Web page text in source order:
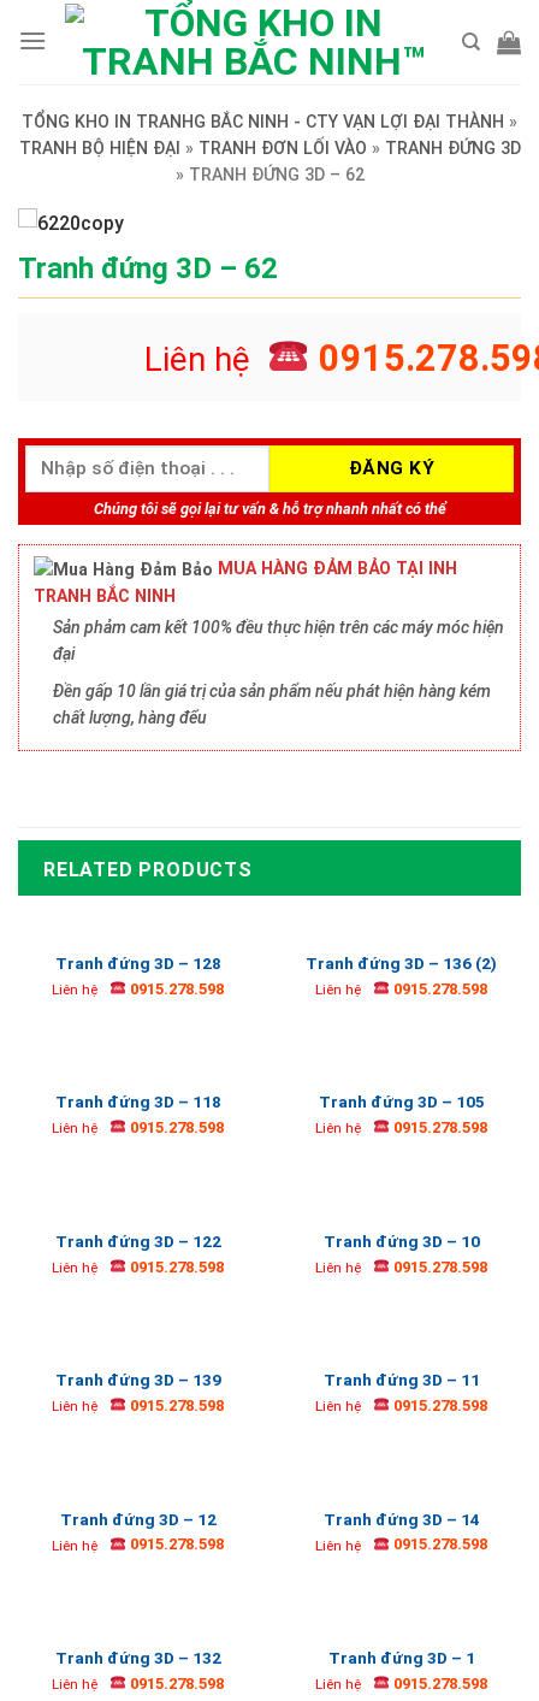
TỔNG KHO IN TRANHG BẮC NINH - CTY VẠN LỢI ĐẠI THÀNH »
TRANH BỘ HIỆN ĐẠI » TRANH ĐƠN LỐI VÀO » TRANH ĐỨNG 3D
» TRANH ĐỨNG 3D – 62
Tranh đứng 3D – 62
Liên hệ
Chúng tôi sẽ gọi lại tư vấn & hỗ trợ nhanh nhất có thể
MUA HÀNG ĐẢM BẢO TẠI INH
TRANH BẮC NINH
Sản phảm cam kết 100% đều thực hiện trên các máy móc hiện
đại
Đền gấp 10 lần giá trị của sản phẩm nếu phát hiện hàng kém
chất lượng, hàng đểu
RELATED PRODUCTS
Tranh đứng 3D – 128
Liên hệ 0915.278.598
Tranh đứng 3D – 136 (2)
Liên hệ 0915.278.598
Tranh đứng 3D – 118
Liên hệ 0915.278.598
Tranh đứng 3D – 105
Liên hệ 0915.278.598
Tranh đứng 3D – 122
Liên hệ 0915.278.598
Tranh đứng 3D – 10
Liên hệ 0915.278.598
Tranh đứng 3D – 139
Liên hệ 0915.278.598
Tranh đứng 3D – 11
Liên hệ 0915.278.598
Tranh đứng 3D – 12
Liên hệ 0915.278.598
Tranh đứng 3D – 14
Liên hệ 0915.278.598
Tranh đứng 3D – 132
Liên hệ 0915.278.598
Tranh đứng 3D – 1
Liên hệ 0915.278.598